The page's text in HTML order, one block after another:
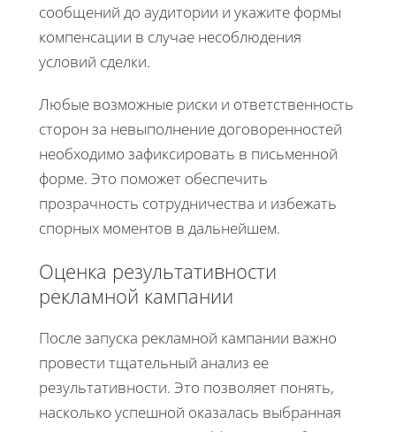
сообщений до аудитории и укажите формы
компенсации в случае несоблюдения
условий сделки.
Любые возможные риски и ответственность
сторон за невыполнение договоренностей
необходимо зафиксировать в письменной
форме. Это поможет обеспечить
прозрачность сотрудничества и избежать
спорных моментов в дальнейшем.
Оценка результативности
рекламной кампании
После запуска рекламной кампании важно
провести тщательный анализ ее
результативности. Это позволяет понять,
насколько успешной оказалась выбранная